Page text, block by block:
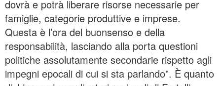
dovrà e potrà liberare risorse necessarie per
famiglie, categorie produttive e imprese.
Questa è l’ora del buonsenso e della
responsabilità, lasciando alla porta questioni
politiche assolutamente secondarie rispetto agli
impegni epocali di cui si sta parlando”. È quanto